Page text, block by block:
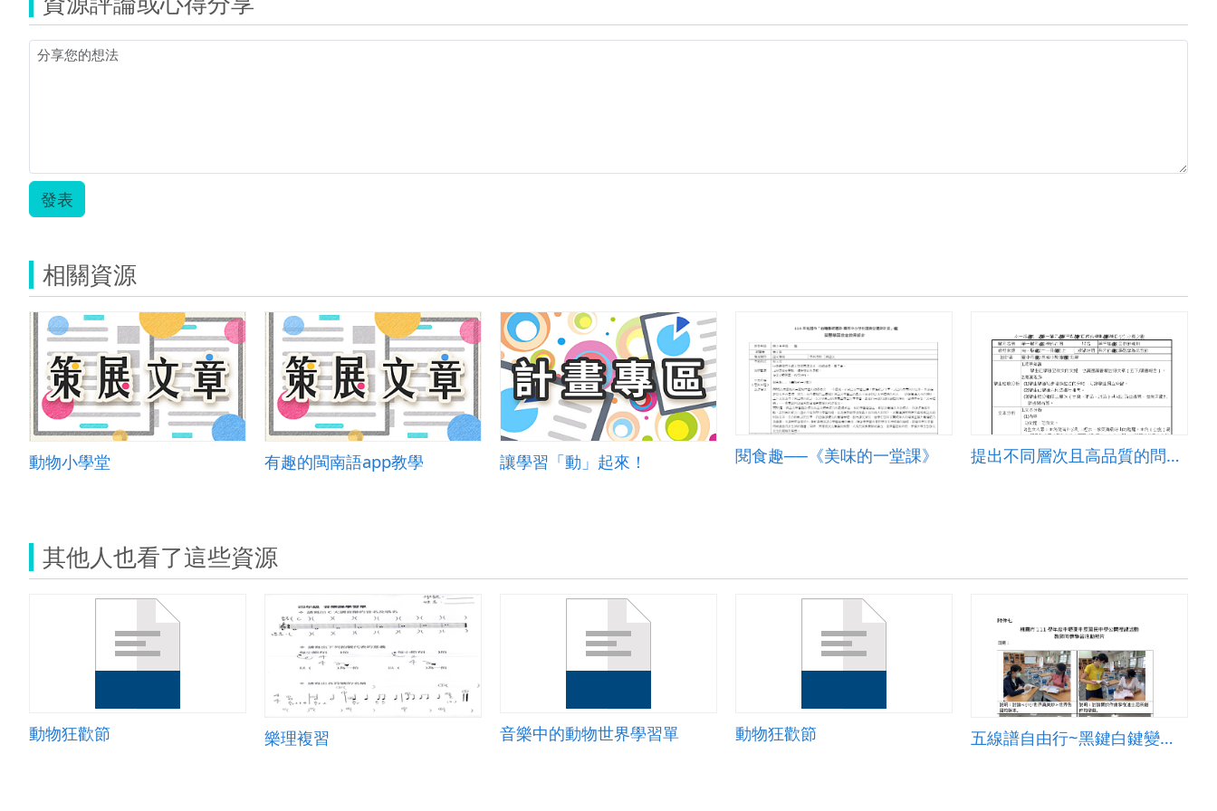
發表
相關資源
動物小學堂 有趣的閩南語app教學 讓學習「動」起來！ 閱食趣──《美味的一堂課》 提出不同層次且高品質的問題策略教學-以少年小樹之歌為例
其他人也看了這些資源
動物狂歡節 樂理複習 音樂中的動物世界學習單 動物狂歡節 五線譜自由行~黑鍵白鍵變變變